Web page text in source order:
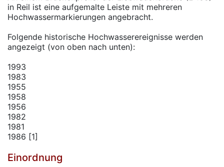
in Reil ist eine aufgemalte Leiste mit mehreren
Hochwassermarkierungen angebracht.
Folgende historische Hochwasserereignisse werden
angezeigt (von oben nach unten):
1993
1983
1955
1958
1956
1982
1981
1986 [1]
Einordnung